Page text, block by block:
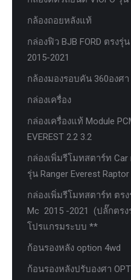
กล้องถอยหลังแท้
กล่องฟิว BJB FORD ตรงรุ่น
2015-2021
กล้องมองรอบคัน 360องศา
กล่องเครื่อง
กล่องเครื่องแท้ Module
EVEREST 2.2 3.2
กล่องเพิ่มรีโมทสตาร์ท
รุ่น Ranger Everest
กล่องเพิ่มรีโมทสตาร์ท ตร
Mc 2015 -2021 (ปลั๊กตร
โปรแกรมระบบ **
ก้อนรองหลัง option 4wd
ก้อนรองหลังปรับองศา